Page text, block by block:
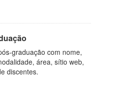
graduação com nome,
área, sítio web,
discentes.